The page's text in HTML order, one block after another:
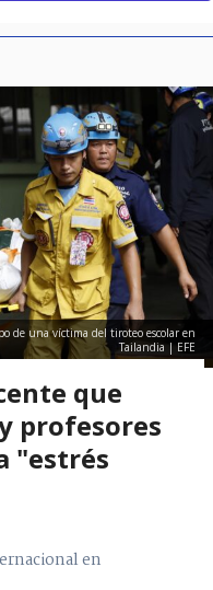
de una víctima del tiroteo escolar en
Tailandia | EFE
que
profesores
"estrés
en